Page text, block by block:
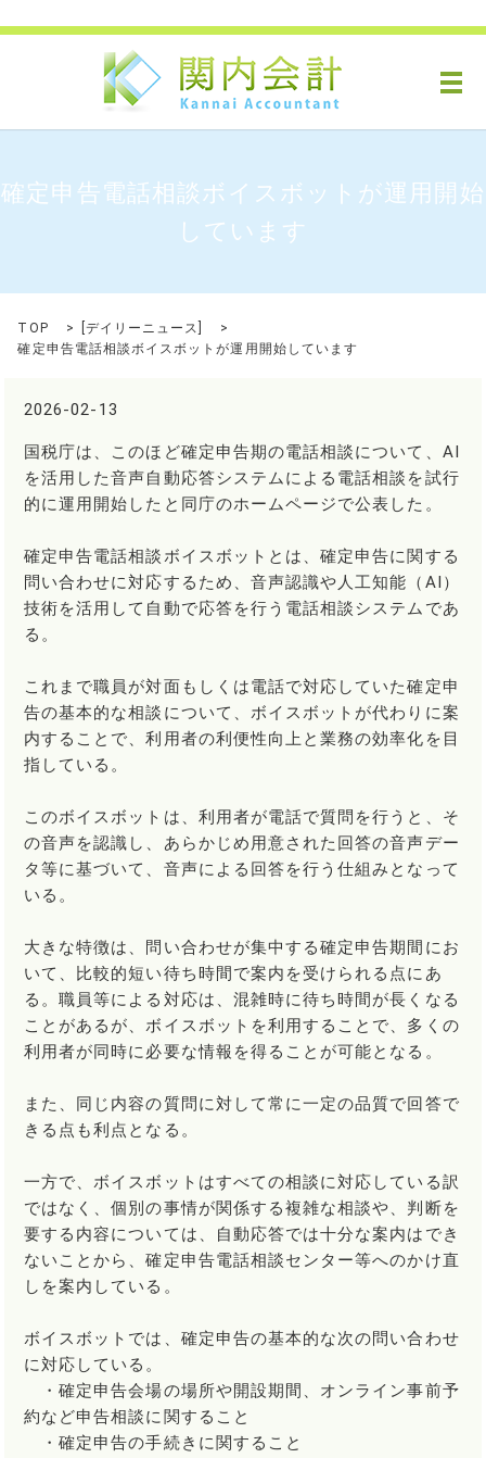
メ
確定申告電話相談ボイスボットが運用開始
しています
TOP デイリーニュース
確定申告電話相談ボイスボットが運用開始しています
2026-02-13
国税庁は、このほど確定申告期の電話相談について、AI
を活用した音声自動応答システムによる電話相談を試行
的に運用開始したと同庁のホームページで公表した。
確定申告電話相談ボイスボットとは、確定申告に関する
問い合わせに対応するため、音声認識や人工知能（AI）
技術を活用して自動で応答を行う電話相談システムであ
る。
これまで職員が対面もしくは電話で対応していた確定申
告の基本的な相談について、ボイスボットが代わりに案
内することで、利用者の利便性向上と業務の効率化を目
指している。
このボイスボットは、利用者が電話で質問を行うと、そ
の音声を認識し、あらかじめ用意された回答の音声デー
タ等に基づいて、音声による回答を行う仕組みとなって
いる。
大きな特徴は、問い合わせが集中する確定申告期間にお
いて、比較的短い待ち時間で案内を受けられる点にあ
る。職員等による対応は、混雑時に待ち時間が長くなる
ことがあるが、ボイスボットを利用することで、多くの
利用者が同時に必要な情報を得ることが可能となる。
また、同じ内容の質問に対して常に一定の品質で回答で
きる点も利点となる。
一方で、ボイスボットはすべての相談に対応している訳
ではなく、個別の事情が関係する複雑な相談や、判断を
要する内容については、自動応答では十分な案内はでき
ないことから、確定申告電話相談センター等へのかけ直
しを案内している。
ボイスボットでは、確定申告の基本的な次の問い合わせ
に対応している。
・確定申告会場の場所や開設期間、オンライン事前予
約など申告相談に関すること
・確定申告の手続きに関すること